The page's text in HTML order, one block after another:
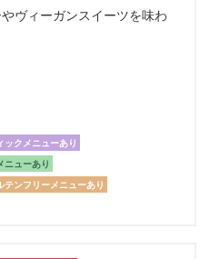
ヴィーガンスイーツを味わ
ックメニューあり
ニューあり
テンフリーメニューあり